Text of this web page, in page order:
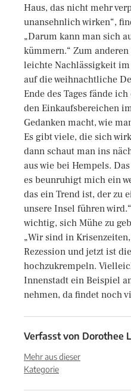
Haus, das nicht mehr
unansehnlich wirken“,
„Darum kann man sich
kümmern.“ Zum
leichte Nachlässigkeit
auf die weihnachtliche
Ende des Tages fände
den Einkaufsbereichen
Gedanken macht, wie
Es gibt viele, die sich
dann schaut man ins
aus wie bei Hempels.
es beunruhigt mich ein
das ein Trend ist, der zu
unsere Insel führen
wichtig, sich Mühe zu
„Wir sind in
Rezession und jetzt ist
hochzukrempeln.
Innenstadt ein Beispiel
nehmen, da findet noch
Verfasst von Dorothee
Mehr aus dieser
Kategorie